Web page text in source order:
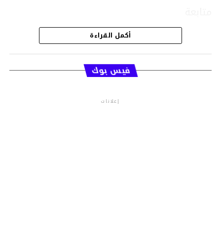
قسم الاخبار
أكمل القراءة
فيس بوك
إعلانات